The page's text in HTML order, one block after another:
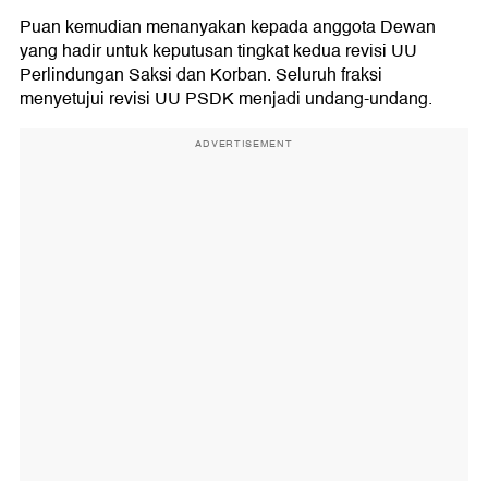
Puan kemudian menanyakan kepada anggota Dewan
yang hadir untuk keputusan tingkat kedua revisi UU
Perlindungan Saksi dan Korban. Seluruh fraksi
menyetujui revisi UU PSDK menjadi undang-undang.
ADVERTISEMENT